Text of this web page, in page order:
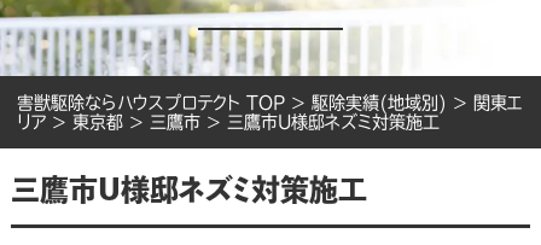
害獣駆除ならハウスプロテクト TOP > 駆除実績(地域別) > 関東エ
リア > 東京都 > 三鷹市 > 三鷹市U様邸ネズミ対策施工
三鷹市U様邸ネズミ対策施工